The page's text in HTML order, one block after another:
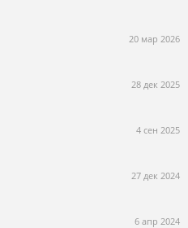
20 мар 2026
28 дек 2025
4 сен 2025
27 дек 2024
6 апр 2024